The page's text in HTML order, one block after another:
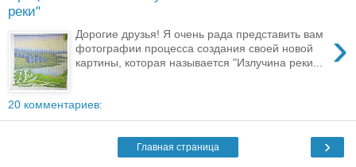
реки"
›
Дорогие друзья! Я очень рада представить вам
фотографии процесса создания своей новой
картины, которая называется "Излучина реки...
20 комментариев:
›
Главная страница